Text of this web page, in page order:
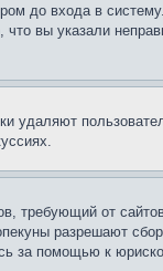
до входа в
вы указали
удаляют
требующий от
разрешают
за помощью к